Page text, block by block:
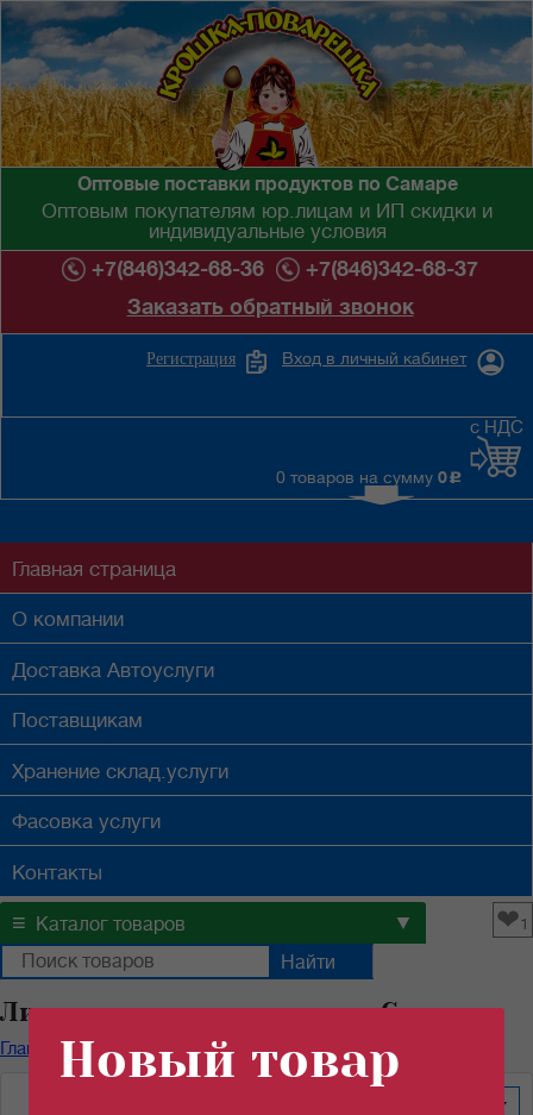
Оптовые поставки продуктов по Самаре
Оптовым покупателям юр.лицам и ИП скидки и
индивидуальные условия
+7(846)342-68-36
+7(846)342-68-37
Заказать обратный звонок
Вход в личный кабинет
Регистрация
0 товаров на сумму 0 c
с НДС
Главная страница
О компании
Доставка Автоуслуги
Поставщикам
Хранение склад.услуги
Фасовка услуги
Контакты
≡ Каталог товаров ▼ ❤1
Лимонная кислота оптом в Самаре
Главная / Каталог продуктов Специи/ Лимонная кислота
Новый товар